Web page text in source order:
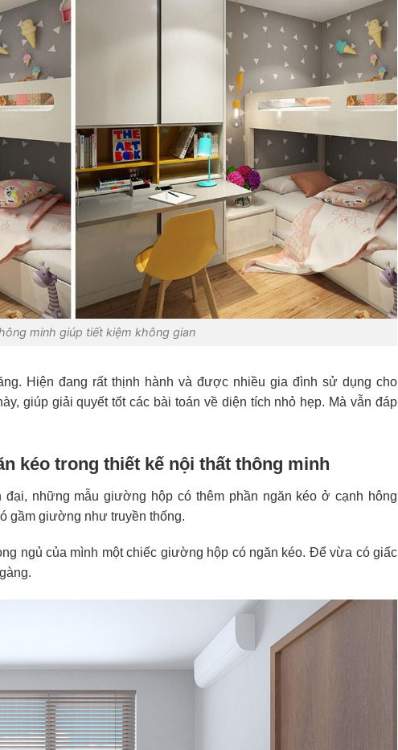
minh giúp tiết kiệm không gian
Hiện đang rất thịnh hành và được nhiều gia đình sử dụng cho
giúp giải quyết tốt các bài toán về diện tích nhỏ hẹp. Mà vẫn đáp
kéo trong thiết kế nội thất thông minh
những mẫu giường hộp có thêm phần ngăn kéo ở cạnh hông
gầm giường như truyền thống.
ngủ của mình một chiếc giường hộp có ngăn kéo. Để vừa có giấc